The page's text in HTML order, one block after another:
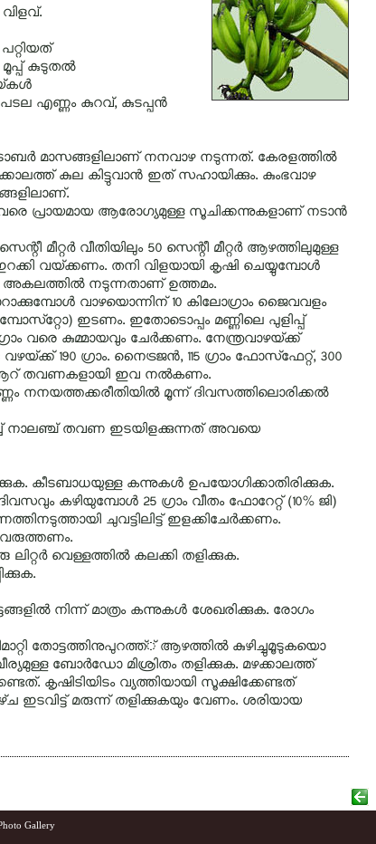
മൂപ്പ്‌ കുടുതല്‍
എണ്ണം കുറവ്‌, കുടപ്പന്‍
മാസങ്ങളിലാണ്‌ നനവാഴ നടുന്നത്‌. കേരളത്തില്‍
കുല കിട്ടുവാന്‍ ഇത്‌ സഹായിക്കും. കുംഭവാഴ
പ്രായമായ ആരോഗ്യമുള്ള സൂചിക്കന്നുകളാണ്‌ നടാന്‍
മീറ്റര്‍ വീതിയിലും 50 സെന്റീ മീറ്റര്‍ ആഴത്തിലുമുള്ള
വയ്‌ക്കണം. തനി വിളയായി കൃഷി ചെയ്യുമ്പോള്‍
അകലത്തില്‍ നടുന്നതാണ്‌ ഉത്തമം.
വാഴയൊന്നിന്‌ 10 കിലോഗ്രാം ജൈവവളം
ഇടണം. ഇതോടൊപ്പം മണ്ണിലെ പുളിപ്പ്‌
വരെ കുമ്മായവും ചേര്‍ക്കണം. നേന്ത്രവാഴയ്‌ക്ക്‌
190 ഗ്രാം. നൈട്രജന്‍, 115 ഗ്രാം ഫോസ്‌ഫേറ്റ്‌, 300
ആറ്‌ തവണകളായി ഇവ നല്‍കണം.
നനയത്തക്കരീതിയില്‍ മൂന്ന്‌ ദിവസത്തിലൊരിക്കല്‍
നാലഞ്ച്‌ തവണ ഇടയിളക്കുന്നത്‌ അവയെ
കീടബാധയുള്ള കന്നുകള്‍ ഉപയോഗിക്കാതിരിക്കുക.
കഴിയുമ്പോള്‍ 25 ഗ്രാം വീതം ഫോറേറ്റ്‌ (10% ജി)
ചുവട്ടിലിട്ട്‌ ഇളക്കിചേര്‍ക്കണം.
വരുത്തണം.
ലിറ്റര്‍ വെള്ളത്തില്‍ കലക്കി തളിക്കുക.
നിന്ന്‌ മാത്രം കന്നുകള്‍ ശേഖരിക്കുക. രോഗം
തോട്ടത്തിനുപുറത്ത്‌്‌ ആഴത്തില്‍ കുഴിച്ചുമൂടുകയൊ
ബോര്‍ഡോ മിശ്രിതം തളിക്കുക. മഴക്കാലത്ത്‌‌
കൃഷിടിയിടം വ്യത്തിയായി സൂക്ഷിക്കേണ്ടത്‌‌
ഇടവിട്ട്‌ മരുന്ന്‌ തളിക്കുകയും വേണം. ശരിയായ
Gallery